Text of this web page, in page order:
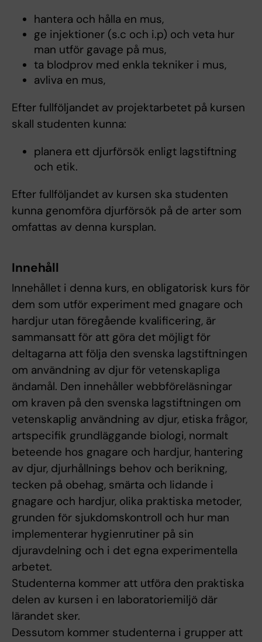
hantera och hålla en mus,
ge injektioner (s.c och i.p) och veta hur
man utför gavage på mus,
ta blodprov med enkla tekniker i mus,
avliva en mus,
Efter fullföljandet av projektarbetet på kursen
skall studenten kunna:
planera ett djurförsök enligt lagstiftning
och etik.
Efter fullföljandet av kursen ska studenten
kunna genomföra djurförsök på de arter som
omfattas av denna kursplan.
Innehåll
Innehållet i denna kurs, en obligatorisk kurs för
dem som utför experiment med gnagare och
hardjur utan föregående kvalificering, är
sammansatt för att göra det möjligt för
deltagarna att följa den svenska lagstiftningen
om användning av djur för vetenskapliga
ändamål. Den innehåller webbföreläsningar
om kraven på den svenska lagstiftningen om
vetenskaplig användning av djur, etiska frågor,
artspecifik grundläggande biologi, normalt
beteende hos gnagare och hardjur, hantering
av djur, djurhållnings behov och berikning,
tecken på obehag, smärta och lidande i
gnagare och hardjur, olika praktiska metoder,
grunden för sjukdomskontroll och hur man
implementerar hygienrutiner på sin
djuravdelning och i det egna experimentella
arbetet.
Studenterna kommer att utföra den praktiska
delen av kursen i en laboratoriemiljö där
lärandet sker.
Dessutom kommer studenterna i grupper att